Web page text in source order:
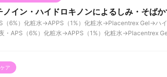
ノイン・ハイドロキノンによるしみ・そば
（6%）化粧水→APPS（1%）化粧水→Placentrex Gel→ハ
・APS（6%）化粧水→APPS（1%）化粧水→Placentrex
ア